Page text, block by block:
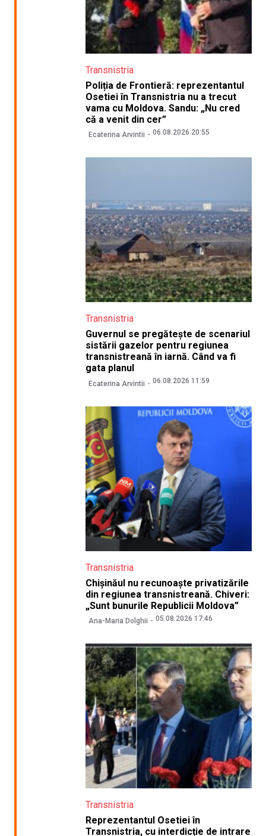
Transnistria
Poliția de Frontieră: reprezentantul
Osetiei în Transnistria nu a trecut
vama cu Moldova. Sandu: „Nu cred
că a venit din cer”
Ecaterina Arvintii 06.08.2026 20:55
Transnistria
Guvernul se pregătește de scenariul
sistării gazelor pentru regiunea
transnistreană în iarnă. Când va fi
gata planul
Ecaterina Arvintii 06.08.2026 11:59
Transnistria
Chișinăul nu recunoaște privatizările
din regiunea transnistreană. Chiveri:
„Sunt bunurile Republicii Moldova”
Ana-Maria Dolghii 05.08.2026 17:46
Transnistria
Reprezentantul Osetiei în
Transnistria, cu interdicție de intrare